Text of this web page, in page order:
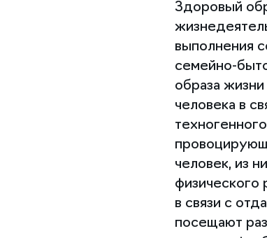
Здоровый
выполнения
семейно-
образа жизни
человека в
человек, из
физического
в связи с
посещают